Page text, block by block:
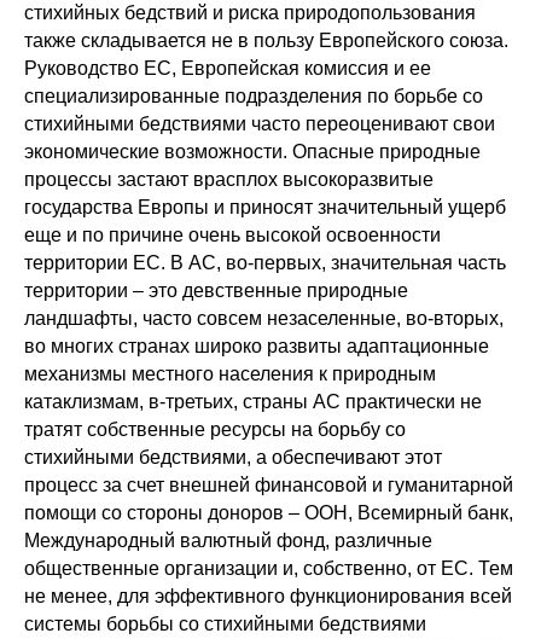
стихийных бедствий и риска природопользования
также складывается не в пользу Европейского союза.
Руководство ЕС, Европейская комиссия и ее
специализированные подразделения по борьбе со
стихийными бедствиями часто переоценивают свои
экономические возможности. Опасные природные
процессы застают врасплох высокоразвитые
государства Европы и приносят значительный ущерб
еще и по причине очень высокой освоенности
территории ЕС. В АС, во-первых, значительная часть
территории – это девственные природные
ландшафты, часто совсем незаселенные, во-вторых,
во многих странах широко развиты адаптационные
механизмы местного населения к природным
катаклизмам, в-третьих, страны АС практически не
тратят собственные ресурсы на борьбу со
стихийными бедствиями, а обеспечивают этот
процесс за счет внешней финансовой и гуманитарной
помощи со стороны доноров – ООН, Всемирный банк,
Международный валютный фонд, различные
общественные организации и, собственно, от ЕС. Тем
не менее, для эффективного функционирования всей
системы борьбы со стихийными бедствиями